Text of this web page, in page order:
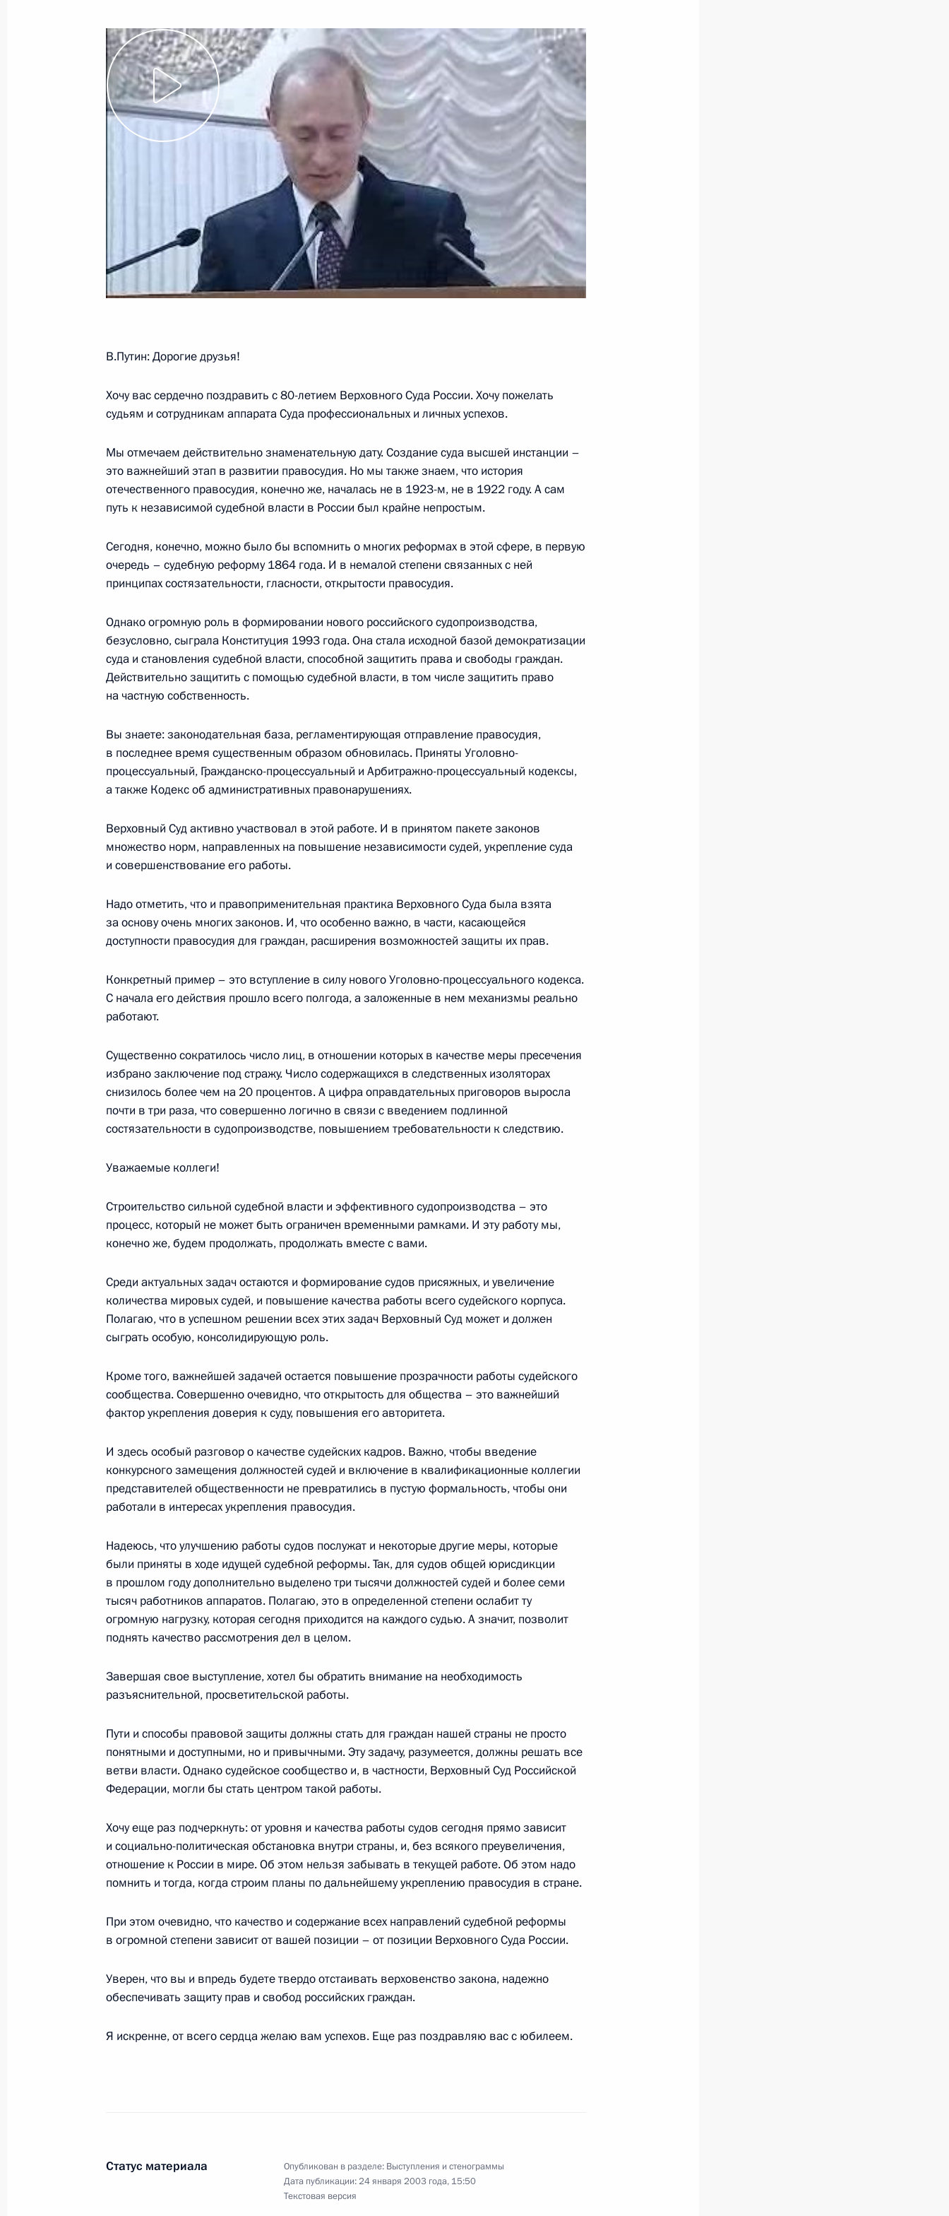
Показать следующие материалы
Выступление на церемонии открытия Российско-германских
культурных встреч 2003–2004 годов
9 февраля 2003 года, 00:01 Берлин
7 февраля 2003 года, пятница
Заявление для прессы по итогам переговоров с Президентом
Молдавии Владимиром Ворониным
7 февраля 2003 года, 00:01 Москва, Кремль
6 февраля 2003 года, 00:02 Москва, Кремль
Выступление на расширенном заседании коллегии Министерства
внутренних дел
6 февраля 2003 года, 00:01 Москва, Кремль
5 февраля 2003 года, среда
переговоров
5 февраля 2003 года, 00:01 Москва, Кремль
Выступление на встрече с высшими офицерами по случаю их
назначения на вышестоящие должности и присвоения им высших
(специальных) званий
3 февраля 2003 года, понедельник
Пресс-конференция по итогам переговоров с Председателем
Совета министров Италии Сильвио Берлускони
3 февраля 2003 года, 00:02 Тверская область, Завидово
Вступительное слово на совещании с членами Правительства
2 февраля 2003 года, воскресенье
Выступление на торжественном заседании, посвященном 60-
2 февраля 2003 года, 00:01
31 января 2003 года, пятница
службы безопасности
31 января 2003 года, 17:39
30 января 2003 года, четверг
Выступление на церемонии вручения верительных грамот
29 января 2003 года, среда
по итогам неформального саммита глав государств СНГ
29 января 2003 года, 00:01 Киев
28 января 2003 года, вторник
Шеварднадзе
Вступительное слово и ответы на вопросы на встрече
с преподавателями и студентами Киевского национального
28 января 2003 года, 21:49 Киев
Украины
28 января 2003 года, 20:00 Киев
Выдержки из стенографического отчета о совместной пресс-
27 января 2003 года, 22:06
В.Путин: Дорогие друзья!
Хочу вас сердечно поздравить с 80-летием Верховного Суда России. Хочу пожелать
судьям и сотрудникам аппарата Суда профессиональных и личных успехов.
Мы отмечаем действительно знаменательную дату. Создание суда высшей инстанции –
это важнейший этап в развитии правосудия. Но мы также знаем, что история
отечественного правосудия, конечно же, началась не в 1923-м, не в 1922 году. А сам
путь к независимой судебной власти в России был крайне непростым.
Сегодня, конечно, можно было бы вспомнить о многих реформах в этой сфере, в первую
очередь – судебную реформу 1864 года. И в немалой степени связанных с ней
принципах состязательности, гласности, открытости правосудия.
Однако огромную роль в формировании нового российского судопроизводства,
безусловно, сыграла Конституция 1993 года. Она стала исходной базой демократизации
суда и становления судебной власти, способной защитить права и свободы граждан.
Действительно защитить с помощью судебной власти, в том числе защитить право
на частную собственность.
Вы знаете: законодательная база, регламентирующая отправление правосудия,
в последнее время существенным образом обновилась. Приняты Уголовно-
процессуальный, Гражданско-процессуальный и Арбитражно-процессуальный кодексы,
а также Кодекс об административных правонарушениях.
Верховный Суд активно участвовал в этой работе. И в принятом пакете законов
множество норм, направленных на повышение независимости судей, укрепление суда
и совершенствование его работы.
Надо отметить, что и правоприменительная практика Верховного Суда была взята
за основу очень многих законов. И, что особенно важно, в части, касающейся
доступности правосудия для граждан, расширения возможностей защиты их прав.
Конкретный пример – это вступление в силу нового Уголовно-процессуального кодекса.
С начала его действия прошло всего полгода, а заложенные в нем механизмы реально
работают.
Существенно сократилось число лиц, в отношении которых в качестве меры пресечения
избрано заключение под стражу. Число содержащихся в следственных изоляторах
снизилось более чем на 20 процентов. А цифра оправдательных приговоров выросла
почти в три раза, что совершенно логично в связи с введением подлинной
состязательности в судопроизводстве, повышением требовательности к следствию.
Уважаемые коллеги!
Строительство сильной судебной власти и эффективного судопроизводства – это
процесс, который не может быть ограничен временными рамками. И эту работу мы,
конечно же, будем продолжать, продолжать вместе с вами.
Среди актуальных задач остаются и формирование судов присяжных, и увеличение
количества мировых судей, и повышение качества работы всего судейского корпуса.
Полагаю, что в успешном решении всех этих задач Верховный Суд может и должен
сыграть особую, консолидирующую роль.
Кроме того, важнейшей задачей остается повышение прозрачности работы судейского
сообщества. Совершенно очевидно, что открытость для общества – это важнейший
фактор укрепления доверия к суду, повышения его авторитета.
И здесь особый разговор о качестве судейских кадров. Важно, чтобы введение
конкурсного замещения должностей судей и включение в квалификационные коллегии
представителей общественности не превратились в пустую формальность, чтобы они
работали в интересах укрепления правосудия.
Надеюсь, что улучшению работы судов послужат и некоторые другие меры, которые
были приняты в ходе идущей судебной реформы. Так, для судов общей юрисдикции
в прошлом году дополнительно выделено три тысячи должностей судей и более семи
тысяч работников аппаратов. Полагаю, это в определенной степени ослабит ту
огромную нагрузку, которая сегодня приходится на каждого судью. А значит, позволит
поднять качество рассмотрения дел в целом.
Завершая свое выступление, хотел бы обратить внимание на необходимость
разъяснительной, просветительской работы.
Пути и способы правовой защиты должны стать для граждан нашей страны не просто
понятными и доступными, но и привычными. Эту задачу, разумеется, должны решать все
ветви власти. Однако судейское сообщество и, в частности, Верховный Суд Российской
Федерации, могли бы стать центром такой работы.
Хочу еще раз подчеркнуть: от уровня и качества работы судов сегодня прямо зависит
и социально-политическая обстановка внутри страны, и, без всякого преувеличения,
отношение к России в мире. Об этом нельзя забывать в текущей работе. Об этом надо
помнить и тогда, когда строим планы по дальнейшему укреплению правосудия в стране.
При этом очевидно, что качество и содержание всех направлений судебной реформы
в огромной степени зависит от вашей позиции – от позиции Верховного Суда России.
Уверен, что вы и впредь будете твердо отстаивать верховенство закона, надежно
обеспечивать защиту прав и свобод российских граждан.
Я искренне, от всего сердца желаю вам успехов. Еще раз поздравляю вас с юбилеем.
Статус материала Опубликован в разделе: Выступления и стенограммы
Дата публикации:24 января 2003 года, 15:50
Текстовая версия